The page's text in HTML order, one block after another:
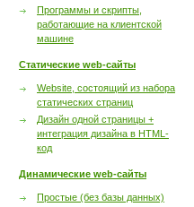
Программы и скрипты,
работающие на клиентской
машине
Статические web-сайты
Website, состоящий из набора
статических страниц
Дизайн одной страницы +
интеграция дизайна в HTML-
код
Динамические web-сайты
Простые (без базы данных)